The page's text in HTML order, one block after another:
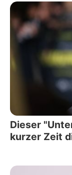
Dieser
kurzer Zeit